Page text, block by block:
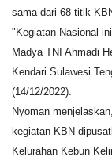
sama dari 68 titik
"Kegiatan Nasional
Madya TNI Ahmadi
Kendari Sulawesi
(14/12/2022).
Nyoman
kegiatan KBN
Kelurahan Kebun